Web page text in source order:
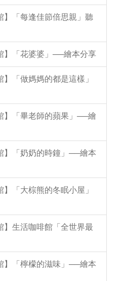
】「每逢佳節倍思親」聽
】「花婆婆」──繪本分享
「做媽媽的都是這樣」
】「畢老師的蘋果」──繪
】「奶奶的時鐘」──繪本
「大棕熊的冬眠小屋」
】生活咖啡館「全世界最
】「檸檬的滋味」──繪本